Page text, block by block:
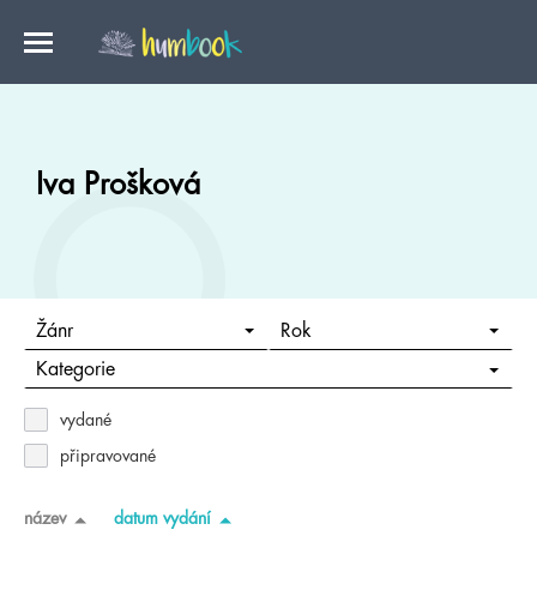
Iva Prošková
Žánr Rok
Kategorie
vydané
připravované
název datum vydání